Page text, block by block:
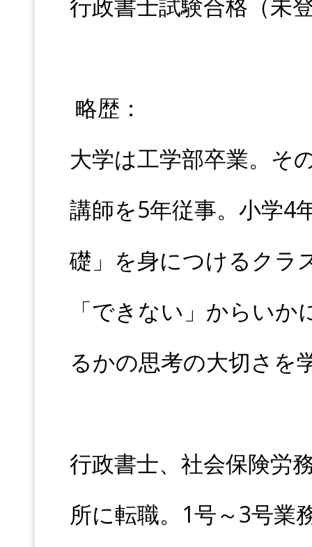
略歴：
大学は工学部卒業。そ
講師を5年従事。小学4
礎」を身につけるクラ
「できない」からい
るかの思考の大切さを
行政書士、社会保険労
所に転職。1号～3号業